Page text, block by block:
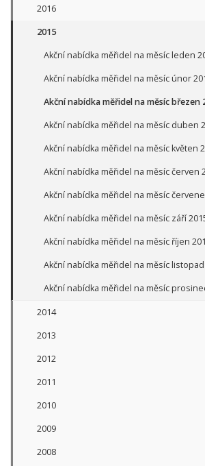
2016
2015
Akční nabídka měřidel na měsíc leden
Akční nabídka měřidel na měsíc únor
Akční nabídka měřidel na měsíc březen
Akční nabídka měřidel na měsíc duben
Akční nabídka měřidel na měsíc květen
Akční nabídka měřidel na měsíc červen
Akční nabídka měřidel na měsíc
Akční nabídka měřidel na měsíc září
Akční nabídka měřidel na měsíc říjen
Akční nabídka měřidel na měsíc listopad
Akční nabídka měřidel na měsíc
2014
2013
2012
2011
2010
2009
2008